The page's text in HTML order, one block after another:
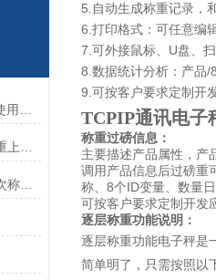
读卡记录电子秤能够自动记录每次称重的数据
5.自动生成称重记录，
6.打印格式：可任意编
7.可外接鼠标、U盘、
8.数据统计分析：产品/
9.可按客户要求定制开
TCPIP通讯电子
称重过磅信息：
主要描述产品属性，产
调用产品信息后过磅重
称、8个ID变量、数量
可按客户要求定制开发
逐层称重功能说明：
逐层称重功能电子秤是
简单明了，只需按照以